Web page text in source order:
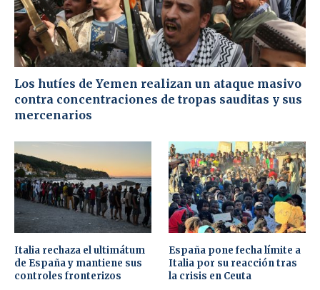
Los hutíes de Yemen realizan un ataque masivo
contra concentraciones de tropas sauditas y sus
mercenarios
Italia rechaza el ultimátum
de España y mantiene sus
controles fronterizos
España pone fecha límite a
Italia por su reacción tras
la crisis en Ceuta